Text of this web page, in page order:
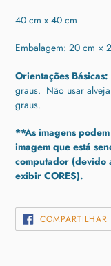
40 cm x 40 cm
Embalagem: 20 cm ×
Orientações Básicas:
graus. Não usar
graus.
**As imagens
imagem que está
computador (devido
exibir CORES).
COMPARTILHAR